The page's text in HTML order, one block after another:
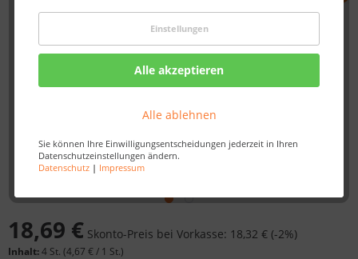
Einstellungen
Alle akzeptieren
Alle ablehnen
Sie können Ihre Einwilligungsentscheidungen jederzeit in Ihren
Datenschutzeinstellungen ändern.
Datenschutz| Impressum
18,69 € Skonto-Preis bei Vorkasse: 18,32 € (-2%)
Inhalt:4 St. (4,67 €/ 1 St.)